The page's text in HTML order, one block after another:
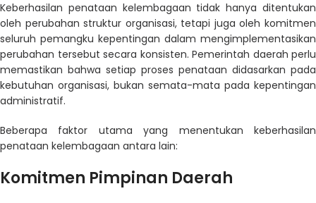
Keberhasilan penataan kelembagaan tidak hanya ditentukan
oleh perubahan struktur organisasi, tetapi juga oleh komitmen
seluruh pemangku kepentingan dalam mengimplementasikan
perubahan tersebut secara konsisten. Pemerintah daerah perlu
memastikan bahwa setiap proses penataan didasarkan pada
kebutuhan organisasi, bukan semata-mata pada kepentingan
administratif.
Beberapa faktor utama yang menentukan keberhasilan
penataan kelembagaan antara lain:
Komitmen Pimpinan Daerah